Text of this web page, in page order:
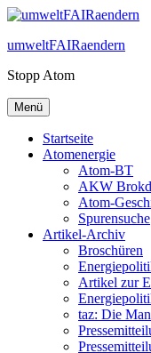
Zum
springen
umweltFAIRaendern
Stopp Atom
Menü
Startseite
Atomenergie
Atom-BT
AKW
Atom-
Spurensuche
Artikel-Archiv
Broschüren
Artikel zur
taz: Die